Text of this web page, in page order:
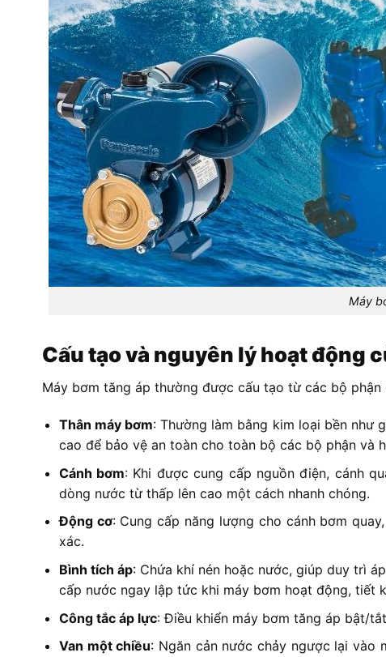
Máy
Cấu tạo và nguyên lý hoạt động
Máy bơm tăng áp thường được cấu tạo từ các bộ phận
Thân máy bơm: Thường làm bằng kim loại bền như
cao để bảo vệ an toàn cho toàn bộ các bộ phận và
Cánh bơm: Khi được cung cấp nguồn điện, cánh
dòng nước từ thấp lên cao một cách nhanh chóng.
Động cơ: Cung cấp năng lượng cho cánh bơm
xác.
Bình tích áp: Chứa khí nén hoặc nước, giúp duy trì
cấp nước ngay lập tức khi máy bơm hoạt động, tiết
Công tắc áp lực: Điều khiển máy bơm tăng áp bật/
Van một chiều: Ngăn cản nước chảy ngược lại